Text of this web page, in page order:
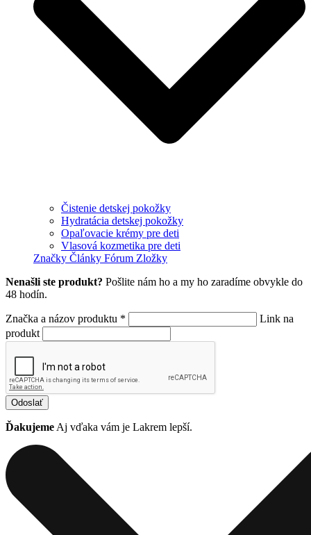
Čistenie detskej pokožky
Hydratácia detskej pokožky
Opaľovacie krémy pre deti
Vlasová kozmetika pre deti
Značky Články Fórum Zložky
Nenašli ste produkt? Pošlite nám ho a my ho zaradíme obvykle do
48 hodín.
Značka a názov produktu *
Link na
produkt
Odoslať
Ďakujeme Aj vďaka vám je Lakrem lepší.